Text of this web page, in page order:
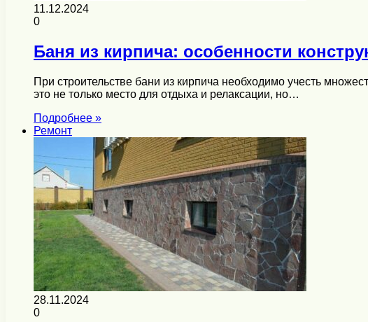
11.12.2024
0
Баня из кирпича: особенности
При строительстве бани из кирпича необходимо учесть
это не только место для отдыха и релаксации, но…
Подробнее »
Ремонт
28.11.2024
0